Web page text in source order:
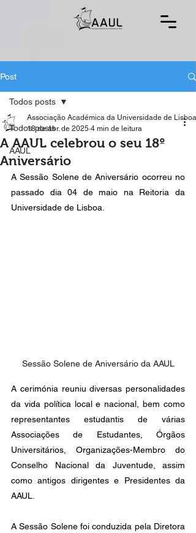
Post
Todos posts
AAUL
Todos posts
A AAUL celebrou o seu 18º
Aniversário
Associação Académica da Universidade de Lisboa
18 de abr. de 2025 4 min de leitura
A Sessão Solene de Aniversário ocorreu no
passado dia 04 de maio na Reitoria da
Universidade de Lisboa.
Sessão Solene de Aniversário da AAUL
A cerimónia reuniu diversas personalidades
da vida política local e nacional, bem como
representantes estudantis de várias
Associações de Estudantes, Órgãos
Universitários, Organizações-Membro do
Conselho Nacional da Juventude, assim
como antigos dirigentes e Presidentes da
AAUL.
A Sessão Solene foi conduzida pela Diretora